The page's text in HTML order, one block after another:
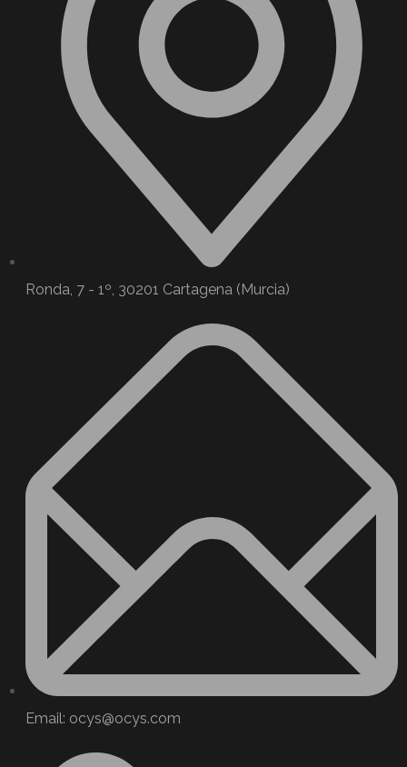
Ronda, 7 - 1º, 30201 Cartagena (Murcia)
Email: ocys@ocys.com